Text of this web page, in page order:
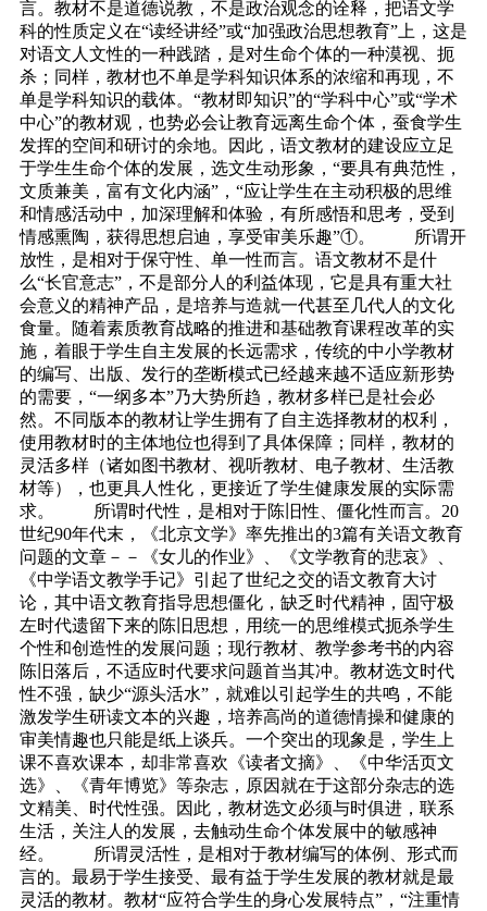
言。教材不是道德说教，不是政治观念的诠释，把语文学
科的性质定义在“读经讲经”或“加强政治思想教育”上，这是
对语文人文性的一种践踏，是对生命个体的一种漠视、扼
杀；同样，教材也不单是学科知识体系的浓缩和再现，不
单是学科知识的载体。“教材即知识”的“学科中心”或“学术
中心”的教材观，也势必会让教育远离生命个体，蚕食学生
发挥的空间和研讨的余地。因此，语文教材的建设应立足
于学生生命个体的发展，选文生动形象，“要具有典范性，
文质兼美，富有文化内涵”，“应让学生在主动积极的思维
和情感活动中，加深理解和体验，有所感悟和思考，受到
情感熏陶，获得思想启迪，享受审美乐趣”①。 所谓开
放性，是相对于保守性、单一性而言。语文教材不是什
么“长官意志”，不是部分人的利益体现，它是具有重大社
会意义的精神产品，是培养与造就一代甚至几代人的文化
食量。随着素质教育战略的推进和基础教育课程改革的实
施，着眼于学生自主发展的长远需求，传统的中小学教材
的编写、出版、发行的垄断模式已经越来越不适应新形势
的需要，“一纲多本”乃大势所趋，教材多样已是社会必
然。不同版本的教材让学生拥有了自主选择教材的权利，
使用教材时的主体地位也得到了具体保障；同样，教材的
灵活多样（诸如图书教材、视听教材、电子教材、生活教
材等），也更具人性化，更接近了学生健康发展的实际需
求。 所谓时代性，是相对于陈旧性、僵化性而言。20
世纪90年代末，《北京文学》率先推出的3篇有关语文教育
问题的文章－－《女儿的作业》、《文学教育的悲哀》、
《中学语文教学手记》引起了世纪之交的语文教育大讨
论，其中语文教育指导思想僵化，缺乏时代精神，固守极
左时代遗留下来的陈旧思想，用统一的思维模式扼杀学生
个性和创造性的发展问题；现行教材、教学参考书的内容
陈旧落后，不适应时代要求问题首当其冲。教材选文时代
性不强，缺少“源头活水”，就难以引起学生的共鸣，不能
激发学生研读文本的兴趣，培养高尚的道德情操和健康的
审美情趣也只能是纸上谈兵。一个突出的现象是，学生上
课不喜欢课本，却非常喜欢《读者文摘》、《中华活页文
选》、《青年博览》等杂志，原因就在于这部分杂志的选
文精美、时代性强。因此，教材选文必须与时俱进，联系
生活，关注人的发展，去触动生命个体发展中的敏感神
经。 所谓灵活性，是相对于教材编写的体例、形式而
言的。最易于学生接受、最有益于学生发展的教材就是最
灵活的教材。教材“应符合学生的身心发展特点”，“注重情